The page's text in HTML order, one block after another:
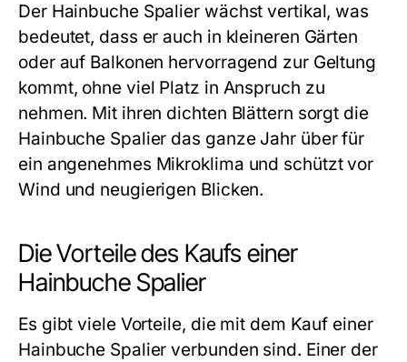
Der Hainbuche Spalier wächst vertikal, was
bedeutet, dass er auch in kleineren Gärten
oder auf Balkonen hervorragend zur Geltung
kommt, ohne viel Platz in Anspruch zu
nehmen. Mit ihren dichten Blättern sorgt die
Hainbuche Spalier das ganze Jahr über für
ein angenehmes Mikroklima und schützt vor
Wind und neugierigen Blicken.
Die Vorteile des Kaufs einer
Hainbuche Spalier
Es gibt viele Vorteile, die mit dem Kauf einer
Hainbuche Spalier verbunden sind. Einer der